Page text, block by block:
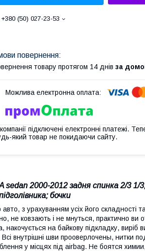
+380 (50) 027-23-53
товару протягом 14 днів за
підключені електронні платежі.
який товар не покидаючи сайту.
sedan 2000-2012 задня спинка 2/3 1/
бочки
з урахуванням усіх його складності
не ковзають і не мнуться, практично ви
накочується на байкову підкладку, виріб
внутрішні шви прооверлочены, нитки
у місцях під airbag. Не боятся